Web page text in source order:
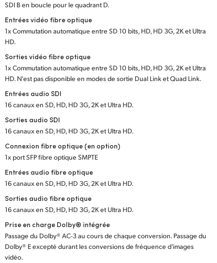
United States
SDI B en boucle pour le quadrant D.
Entrées vidéo fibre optique
1x Commutation automatique entre SD 10 bits, HD, HD 3G, 2K et Ultra
HD.
Sorties vidéo fibre optique
1x Commutation automatique entre SD 10 bits, HD, HD 3G, 2K et Ultra
HD. N'est pas disponible en modes de sortie Dual Link et Quad Link.
Entrées audio SDI
16 canaux en SD, HD, HD 3G, 2K et Ultra HD.
Sorties audio SDI
16 canaux en SD, HD, HD 3G, 2K et Ultra HD.
Connexion fibre optique (en option)
1x port SFP fibre optique SMPTE
Entrées audio fibre optique
16 canaux en SD, HD, HD 3G, 2K et Ultra HD.
Sorties audio fibre optique
16 canaux en SD, HD, HD 3G, 2K et Ultra HD.
Prise en charge Dolby® intégrée
Passage du Dolby® AC-3 au cours de chaque conversion. Passage du
Dolby® E excepté durant les conversions de fréquence d'images
vidéo.